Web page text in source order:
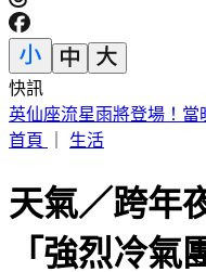
快訊
SBS歌謠大戰／3大女團
首頁
生活
天氣／跨年
「強烈冷